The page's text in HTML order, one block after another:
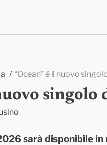
“Ocean” è il nuovo
singolo
sarà disponibile